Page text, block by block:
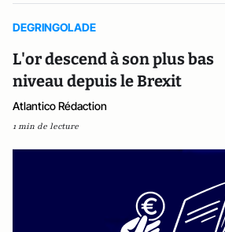
DEGRINGOLADE
L'or descend à son plus bas
niveau depuis le Brexit
Atlantico Rédaction
1 min de lecture